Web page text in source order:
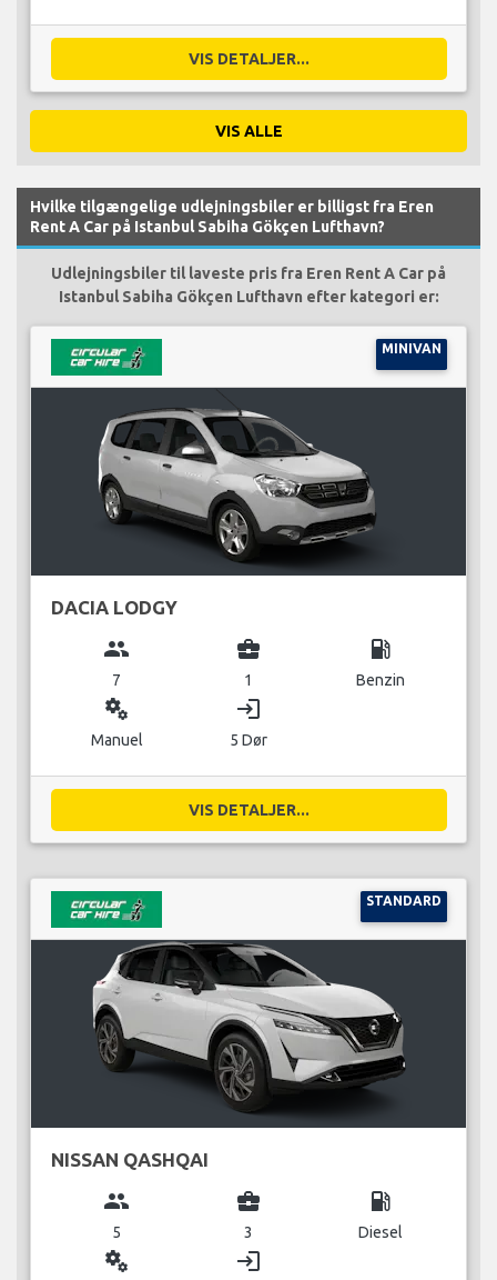
VIS DETALJER...
VIS ALLE
Hvilke tilgængelige udlejningsbiler er billigst fra Eren
Rent A Car på Istanbul Sabiha Gökçen Lufthavn?
Udlejningsbiler til laveste pris fra Eren Rent A Car på
Istanbul Sabiha Gökçen Lufthavn efter kategori er:
MINIVAN
DACIA LODGY
group
7
business_center
1
local_gas_station
Benzin
miscellaneous_services
Manuel
login
5 Dør
VIS DETALJER...
STANDARD
NISSAN QASHQAI
group
5
business_center
3
local_gas_station
Diesel
miscellaneous_services login